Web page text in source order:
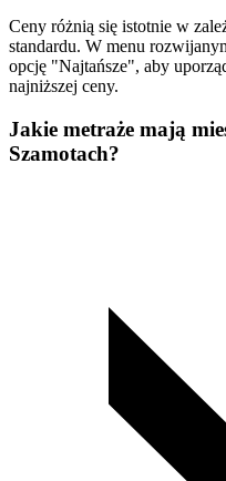
Ceny różnią się istotnie w
standardu. W menu
opcję "Najtańsze", aby
najniższej ceny.
Jakie metraże mają
Szamotach?